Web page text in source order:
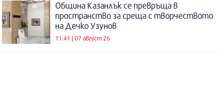
Община Казанлък се превръща в
пространство за среща с творчеството
на Дечко Узунов
11:41 | 07 август 26